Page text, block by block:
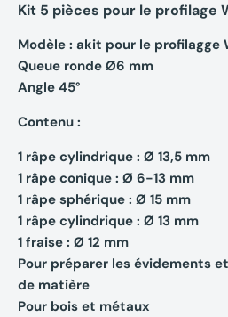
Kit 5 pièces pour le profilage
Modèle : akit pour le profilagge
Queue ronde Ø6 mm
Angle 45°
Contenu :
1 râpe cylindrique : Ø 13,5 mm
1 râpe conique : Ø 6-13 mm
1 râpe sphérique : Ø 15 mm
1 râpe cylindrique : Ø 13 mm
1 fraise : Ø 12 mm
Pour préparer les évidements
de matière
Pour bois et métaux